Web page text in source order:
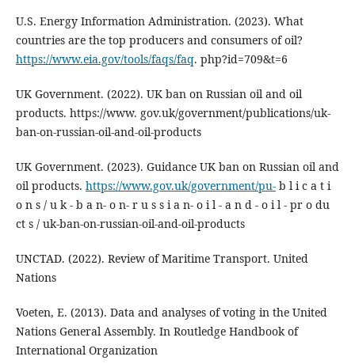
U.S. Energy Information Administration. (2023). What
countries are the top producers and consumers of oil?
https://www.eia.gov/tools/faqs/faq. php?id=709&t=6
UK Government. (2022). UK ban on Russian oil and oil
products. https://www. gov.uk/government/publications/uk-
ban-on-russian-oil-and-oil-products
UK Government. (2023). Guidance UK ban on Russian oil and
oil products. https://www.gov.uk/government/pu-b l i c a t i
o n s / u k - b a n- o n- r u s s i a n- o i l - a n d - o i l - pr o du
ct s / uk-ban-on-russian-oil-and-oil-products
UNCTAD. (2022). Review of Maritime Transport. United
Nations
Voeten, E. (2013). Data and analyses of voting in the United
Nations General Assembly. In Routledge Handbook of
International Organization